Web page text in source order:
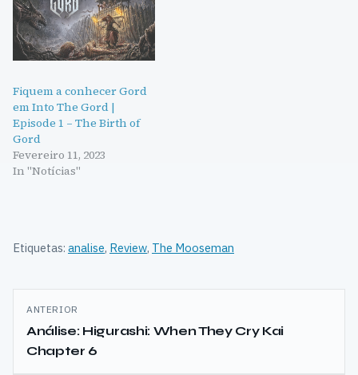
Fiquem a conhecer Gord
em Into The Gord |
Episode 1 – The Birth of
Gord
Fevereiro 11, 2023
In "Notícias"
Etiquetas: analise, Review, The Mooseman
Navegação
de
artigos
ANTERIOR
Análise: Higurashi: When They Cry Kai
Chapter 6